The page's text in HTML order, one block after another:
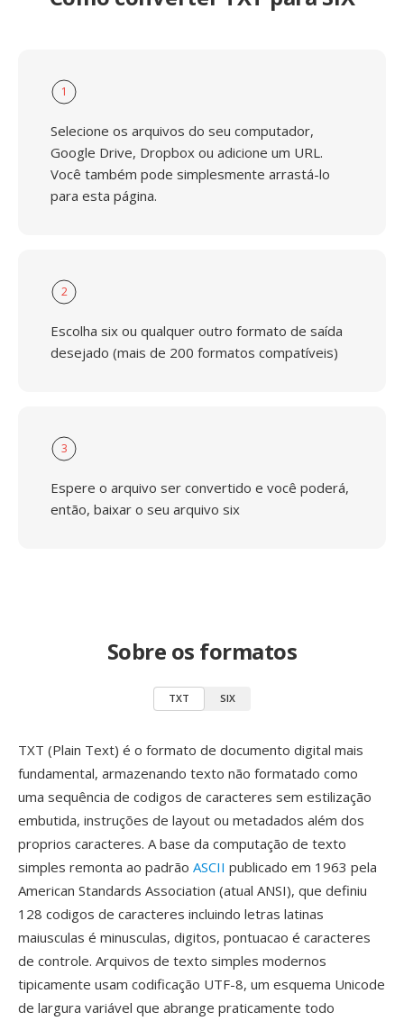
1
Selecione os arquivos do seu computador,
Google Drive, Dropbox ou adicione um URL.
Você também pode simplesmente arrastá-lo
para esta página.
2
Escolha six ou qualquer outro formato de saída
desejado (mais de 200 formatos compatíveis)
3
Espere o arquivo ser convertido e você poderá,
então, baixar o seu arquivo six
Sobre os formatos
TXT SIX
TXT (Plain Text) é o formato de documento digital mais
fundamental, armazenando texto não formatado como
uma sequência de codigos de caracteres sem estilização
embutida, instruções de layout ou metadados além dos
proprios caracteres. A base da computação de texto
simples remonta ao padrão ASCII publicado em 1963 pela
American Standards Association (atual ANSI), que definiu
128 codigos de caracteres incluindo letras latinas
maiusculas é minusculas, digitos, pontuacao é caracteres
de controle. Arquivos de texto simples modernos
tipicamente usam codificação UTF-8, um esquema Unicode
de largura variável que abrange praticamente todo